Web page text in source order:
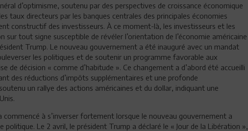
d’optimisme, soutenu par des perspectives de croissance économique
taux directeurs par les banques centrales des principales économies
constructif des investisseurs. À ce moment-là, les investisseurs et les
tout signe susceptible de révéler l’orientation de l’économie américaine
Trump. Le nouveau gouvernement a été inauguré avec un mandat
les politiques et de soutenir un programme favorable aux
de décision « comme d’habitude ». Ce changement a d’abord été accueilli
des réductions d’impôts supplémentaires et une profonde
un rallye des actions américaines et du dollar, indiquant une
commencé à s’inverser fortement lorsque le nouveau gouvernement a
Le 2 avril, le président Trump a déclaré le « Jour de la Libération »,